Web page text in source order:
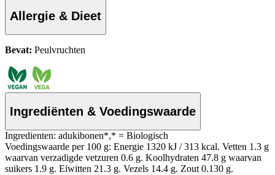
Allergie & Dieet
Bevat: Peulvruchten
Ingrediënten & Voedingswaarde
Ingredienten: adukibonen*,* = Biologisch
Voedingswaarde per 100 g: Energie 1320 kJ / 313 kcal. Vetten 1.3 g
waarvan verzadigde vetzuren 0.6 g. Koolhydraten 47.8 g waarvan
suikers 1.9 g. Eiwitten 21.3 g. Vezels 14.4 g. Zout 0.130 g.